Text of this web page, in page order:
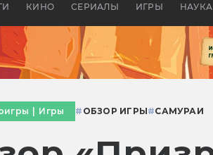
КИНО СЕРИАЛЫ ИГРЫ НАУКА
Игры # ОБЗОР ИГРЫ#САМУРАИ